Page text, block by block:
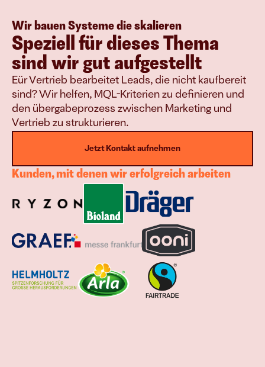
Wir bauen Systeme die skalieren
Speziell für dieses Thema
sind wir gut aufgestellt
Eür Vertrieb bearbeitet Leads, die nicht kaufbereit
sind? Wir helfen, MQL-Kriterien zu definieren und
den übergabeprozess zwischen Marketing und
Vertrieb zu strukturieren.
Jetzt Kontakt aufnehmen
Kunden, mit denen wir erfolgreich arbeiten